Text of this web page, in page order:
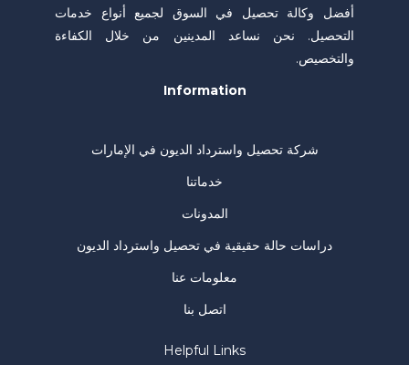
أفضل وكالة تحصيل في السوق لجميع أنواع خدمات
التحصيل. نحن نساعد المدينين من خلال الكفاءة
والتخصيص.
Information
شركة تحصيل واسترداد الديون في الإمارات
خدماتنا
المدونات
دراسات حالة حقيقية في تحصيل واسترداد الديون
معلومات عنا
اتصل بنا
Helpful Links